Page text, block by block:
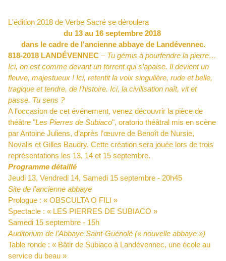
L'édition 2018 de Verbe Sacré se déroulera
du 13 au 16 septembre 2018
dans le cadre de l'ancienne abbaye de Landévennec.
818-2018 LANDÉVENNEC – Tu gémis à pourfendre la pierre…
Ici, on est comme devant un torrent qui s’apaise. Il devient un
fleuve, majestueux ! Ici, retentit la voix singulière, rude et belle,
tragique et tendre, de l’histoire. Ici, la civilisation naît, vit et
passe. Tu sens ?
A l'occasion de cet événement, venez découvrir la pièce de
théâtre "Les Pierres de Subiaco", oratorio théâtral mis en scène
par Antoine Juliens, d’après l’œuvre de Benoît de Nursie,
Novalis et Gilles Baudry. Cette création sera jouée lors de trois
représentations les 13, 14 et 15 septembre.
Programme détaillé
Jeudi 13, Vendredi 14, Samedi 15 septembre - 20h45
Site de l’ancienne abbaye
Prologue : « OBSCULTA O FILI »
Spectacle : « LES PIERRES DE SUBIACO »
Samedi 15 septembre - 15h
Auditorium de l’Abbaye Saint-Guénolé (« nouvelle abbaye »)
Table ronde : « Bâtir de Subiaco à Landévennec, une école au
service du beau »